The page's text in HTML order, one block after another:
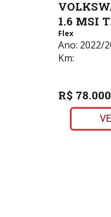
1.6 MSI
Flex
Ano: 2022/
Km:
R$